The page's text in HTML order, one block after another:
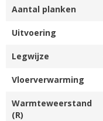
Aantal planken
Uitvoering
Legwijze
Vloerverwarming
Warmteweerstand
(R)